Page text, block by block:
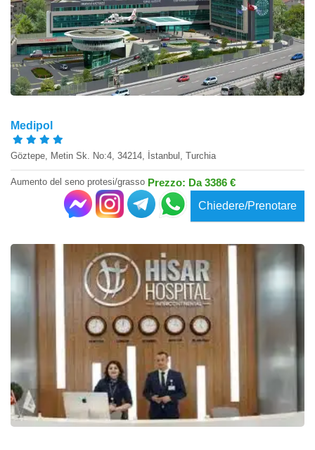
Medipol
Göztepe, Metin Sk. No:4, 34214, İstanbul, Turchia
Aumento del seno protesi/grasso Prezzo: Da 3386 €
Chiedere/Prenotare